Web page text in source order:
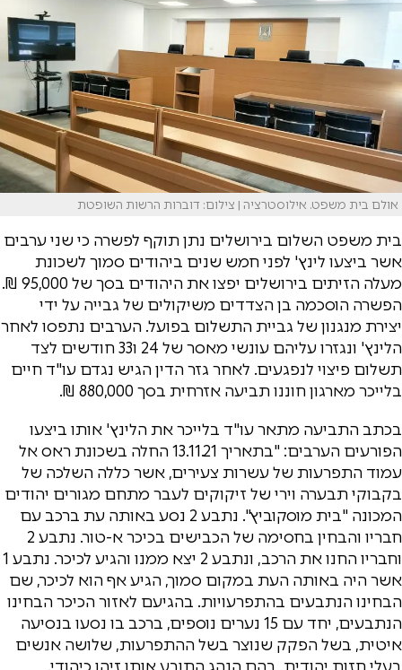
אולם בית משפט. אילוסטרציה | צילום: דוברות הרשות השופטת
בית משפט השלום בירושלים נתן תוקף לפשרה כי שני ערבים
אשר ביצעו לינץ' לפני חמש שנים ביהודים סמוך לשכונת
מעלה הזיתים בירושלים יפצו את היהודים בסך של 95,000 ₪.
הפשרה הוסכמה בן הצדדים משיקולים של גבייה על ידי
יצירת מנגנון של גביית התשלום בפועל. הערבים נתפסו לאחר
הלינץ' ונגזרו עליהם עונשי מאסר של 24 ו33 חודשים לצד
תשלום פיצוי לנפגעים. לאחר גזר הדין הגיש נגדם עו"ד חיים
בלייכר מארגון חוננו תביעה אזרחית בסך 880,000 ₪.
בכתב התביעה מתאר עו"ד בלייכר את הלינץ' אותו ביצעו
הפורעים הערבים: "בתאריך 13.11.21 החלה בשכונת ראס אל
עמוד התפרעות של עשרות צעירים, אשר כללה השלכה של
בקבוקי תבערה וירי של זיקוקים לעבר מתחם מגורים יהודים
המכונה "בית מוסקוביץ". נתבע 2 נסע באותה עת ברכב עם
חבריו והבחין בחסימה של הכבישים בכיכר א-טור. נתבע 2
וחבריו החנו את הרכב, ונתבע 2 יצא ממנו והגיע לכיכר. נתבע 1
אשר היה באותה העת במקום סמוך, הגיע אף הוא לכיכר, שם
הבחינו הנתבעים בהתפרעויות. בהגיעם לאזור הכיכר הבחינו
הנתבעים, יחד עם 15 נערים נוספים, ברכב בו נסעו בנסיעה
איטית, בשל הפקק שנוצר בשל ההתפרעות, שלושה אנשים
בעלי חזות יהודית, בהם הנהג התובע אותו זיהו כיהודי.